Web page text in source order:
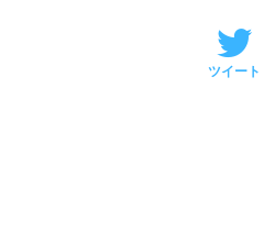
ツイート